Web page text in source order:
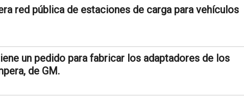
red pública de estaciones de carga para vehículos
un pedido para fabricar los adaptadores de los
de GM.